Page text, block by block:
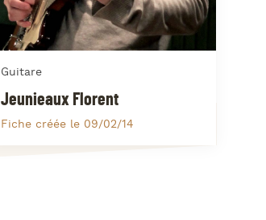
Guitare
Jeunieaux Florent
Fiche créée le 09/02/14